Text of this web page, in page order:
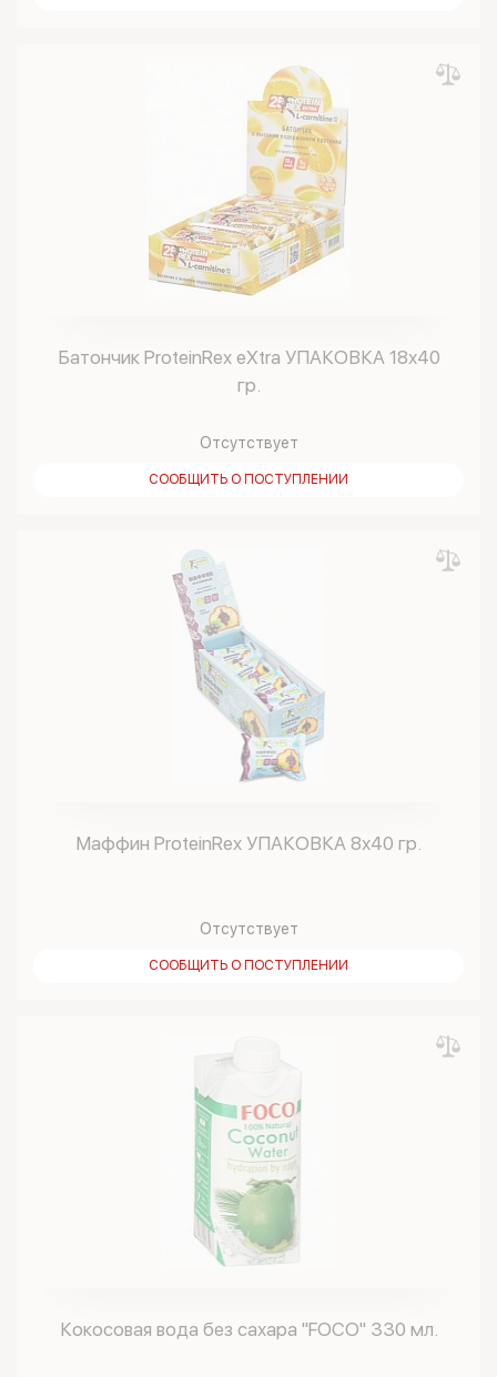
Батончик ProteinRex eXtra УПАКОВКА 18х40
гр.
Отсутствует
СООБЩИТЬ О ПОСТУПЛЕНИИ
Маффин ProteinRex УПАКОВКА 8х40 гр.
Отсутствует
СООБЩИТЬ О ПОСТУПЛЕНИИ
Кокосовая вода без сахара "FOCO" 330 мл.